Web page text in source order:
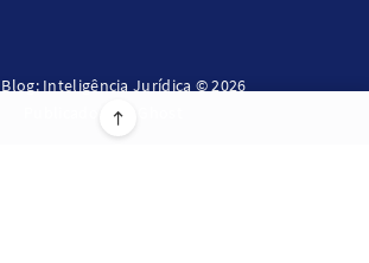
Blog: Inteligência Jurídica © 2026
Publicado com